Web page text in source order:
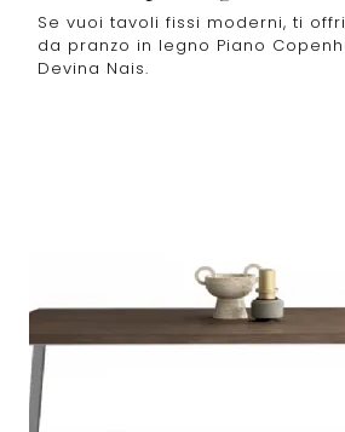
Se vuoi tavoli fissi moderni, ti
da pranzo in legno Piano
Devina Nais.